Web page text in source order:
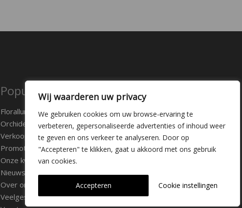
Wij waarderen uw privacy
We gebruiken cookies om uw browse-ervaring te
verbeteren, gepersonaliseerde advertenties of inhoud weer
te geven en ons verkeer te analyseren. Door op
"Accepteren" te klikken, gaat u akkoord met ons gebruik
van cookies.
Cookie instellingen
Accepteren
Populaire pagina's
Florallure
Orchidee soorten
Verkooppunten
Promotiemateriaal
Onze kwekerij
Nieuws
Over ons
Veelgestelde vragen
Kwekerij Delfgauw
Vrederustlaan 10
2645 AW Delfgauw
info@dehoogorchids.com
015 262 0429